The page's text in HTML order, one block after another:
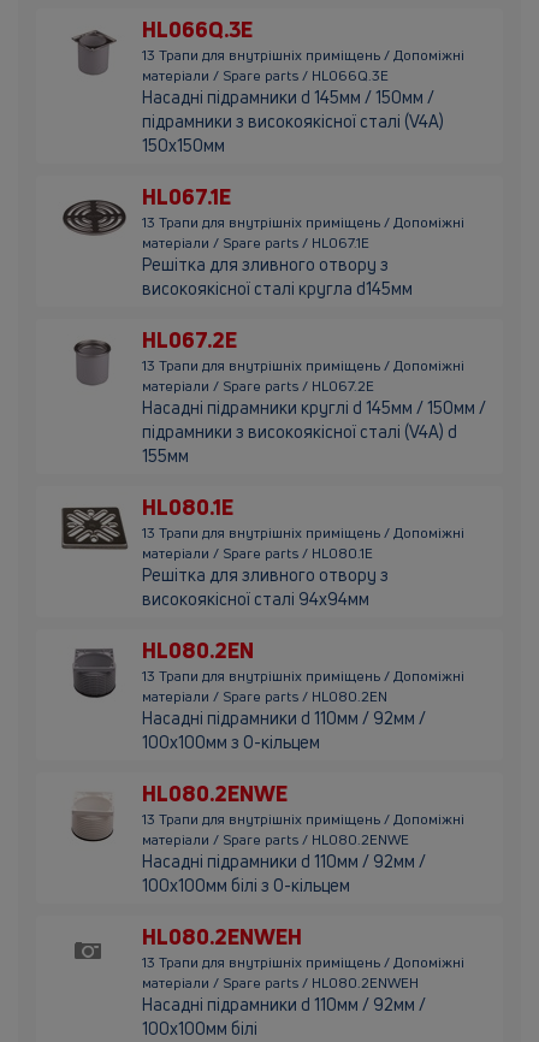
HL066Q.3E
13 Трапи для внутрішніх приміщень / Допоміжні
матеріали / Spare parts / HL066Q.3E
Насадні підрамники d 145мм / 150мм /
підрамники з високоякісної сталі (V4A)
150х150мм
HL067.1E
13 Трапи для внутрішніх приміщень / Допоміжні
матеріали / Spare parts / HL067.1E
Решітка для зливного отвору з
високоякісної сталі кругла d145мм
HL067.2E
13 Трапи для внутрішніх приміщень / Допоміжні
матеріали / Spare parts / HL067.2E
Насадні підрамники круглі d 145мм / 150мм /
підрамники з високоякісної сталі (V4A) d
155мм
HL080.1E
13 Трапи для внутрішніх приміщень / Допоміжні
матеріали / Spare parts / HL080.1E
Решітка для зливного отвору з
високоякісної сталі 94х94мм
HL080.2EN
13 Трапи для внутрішніх приміщень / Допоміжні
матеріали / Spare parts / HL080.2EN
Насадні підрамники d 110мм / 92мм /
100х100мм з О-кільцем
HL080.2ENWE
13 Трапи для внутрішніх приміщень / Допоміжні
матеріали / Spare parts / HL080.2ENWE
Насадні підрамники d 110мм / 92мм /
100х100мм білі з О-кільцем
HL080.2ENWEH
13 Трапи для внутрішніх приміщень / Допоміжні
матеріали / Spare parts / HL080.2ENWEH
Насадні підрамники d 110мм / 92мм /
100х100мм білі